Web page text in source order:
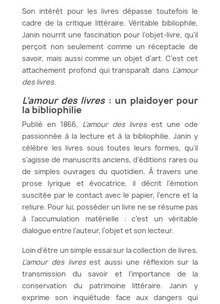
Son intérêt pour les livres dépasse toutefois le
cadre de la critique littéraire. Véritable bibliophile,
Janin nourrit une fascination pour l’objet-livre, qu’il
perçoit non seulement comme un réceptacle de
savoir, mais aussi comme un objet d’art. C’est cet
attachement profond qui transparaît dans L’amour
des livres.
L’amour des livres: un plaidoyer pour
la bibliophilie
Publié en 1866, L’amour des livresest une ode
passionnée à la lecture et à la bibliophilie. Janin y
célèbre les livres sous toutes leurs formes, qu’il
s’agisse de manuscrits anciens, d’éditions rares ou
de simples ouvrages du quotidien. À travers une
prose lyrique et évocatrice, il décrit l’émotion
suscitée par le contact avec le papier, l’encre et la
reliure. Pour lui, posséder un livre ne se résume pas
à l’accumulation matérielle : c’est un véritable
dialogue entre l’auteur, l’objet et son lecteur.
Loin d’être un simple essai sur la collection de livres,
L’amour des livresest aussi une réflexion sur la
transmission du savoir et l’importance de la
conservation du patrimoine littéraire. Janin y
exprime son inquiétude face aux dangers qui